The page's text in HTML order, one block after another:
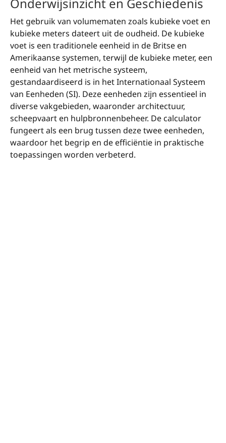
Het gebruik van volumematen zoals kubieke voet en
kubieke meters dateert uit de oudheid. De kubieke
voet is een traditionele eenheid in de Britse en
Amerikaanse systemen, terwijl de kubieke meter, een
eenheid van het metrische systeem,
gestandaardiseerd is in het Internationaal Systeem
van Eenheden (SI). Deze eenheden zijn essentieel in
diverse vakgebieden, waaronder architectuur,
scheepvaart en hulpbronnenbeheer. De calculator
fungeert als een brug tussen deze twee eenheden,
waardoor het begrip en de efficiëntie in praktische
toepassingen worden verbeterd.